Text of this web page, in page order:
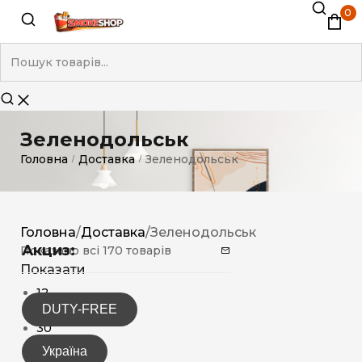
0
Зеленодольськ
Головна / Доставка / Зеленодольськ
Акциз:
DUTY-FREE
Україна
Головна/Доставка/Зеленодольськ
Показано всі 170 товарів
Показати
12
15
30